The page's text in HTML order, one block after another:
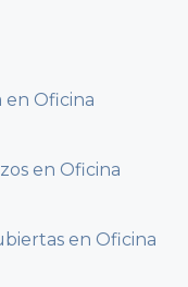
en Oficina
en Oficina
en Oficina